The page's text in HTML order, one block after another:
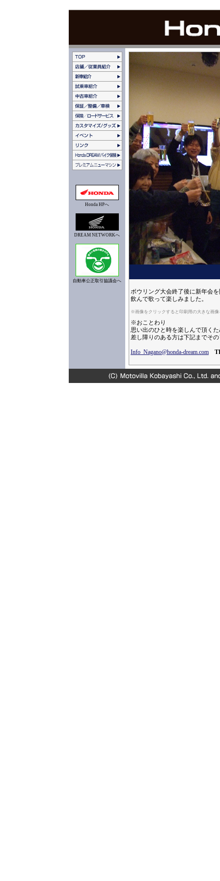
Honda HPへ
DREAM NETWORKへ
自動車公正取引協議会へ
ボウリング大会終了後に新年会
飲んで歌って楽しみました。
※画像をクリックすると印刷用の大きな画像
※おことわり
思い出のひと時を楽しんで頂く
差し障りのある方は下記までそ
Info_Nagano@honda-dream.com